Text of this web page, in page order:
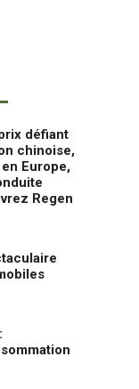
défiant
chinoise,
Europe,
Regen